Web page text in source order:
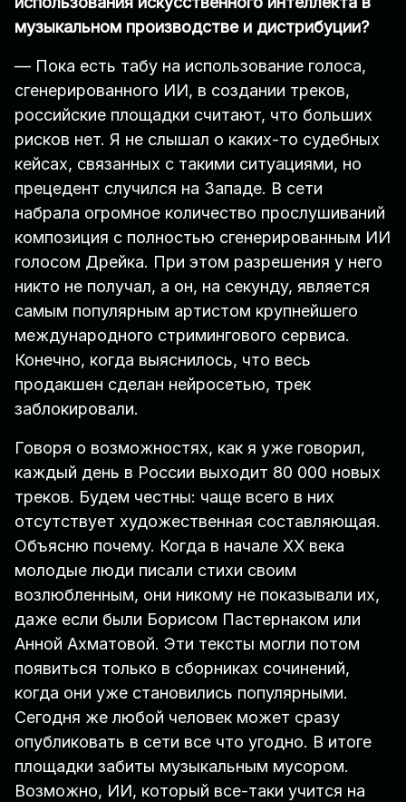
музыкальном производстве и дистрибуции?
— Пока есть табу на использование голоса,
сгенерированного ИИ, в создании треков,
российские площадки считают, что больших
рисков нет. Я не слышал о каких-то судебных
кейсах, связанных с такими ситуациями, но
прецедент случился на Западе. В сети
набрала огромное количество прослушиваний
композиция с полностью сгенерированным ИИ
голосом Дрейка. При этом разрешения у него
никто не получал, а он, на секунду, является
самым популярным артистом крупнейшего
международного стримингового сервиса.
Конечно, когда выяснилось, что весь
продакшен сделан нейросетью, трек
заблокировали.
Говоря о возможностях, как я уже говорил,
каждый день в России выходит 80 000 новых
треков. Будем честны: чаще всего в них
отсутствует художественная составляющая.
Объясню почему. Когда в начале XX века
молодые люди писали стихи своим
возлюбленным, они никому не показывали их,
даже если были Борисом Пастернаком или
Анной Ахматовой. Эти тексты могли потом
появиться только в сборниках сочинений,
когда они уже становились популярными.
Сегодня же любой человек может сразу
опубликовать в сети все что угодно. В итоге
площадки забиты музыкальным мусором.
Возможно, ИИ, который все-таки учится на